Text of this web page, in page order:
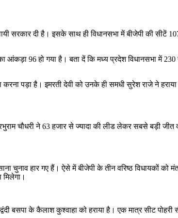
सरकार दी है। इसके साथ ही विधानसभा में बीजेपी की सीटें
आंकड़ा 96 हो गया है। बता दें कि मध्य प्रदेश विधानसभा में
पड़ा है। इमरती देवी को उनके ही समधी सुरेश राजे ने
चौधरी ने 63 हजार से ज्यादा की लीड लेकर सबसे बड़ी
चुनाव हार गए हैं। ऐसे में बीजेपी के तीन वरिष्ठ विधायकों
बसपा के कैलाश कुश्वाहा को हराया है। एक मात्र सीट